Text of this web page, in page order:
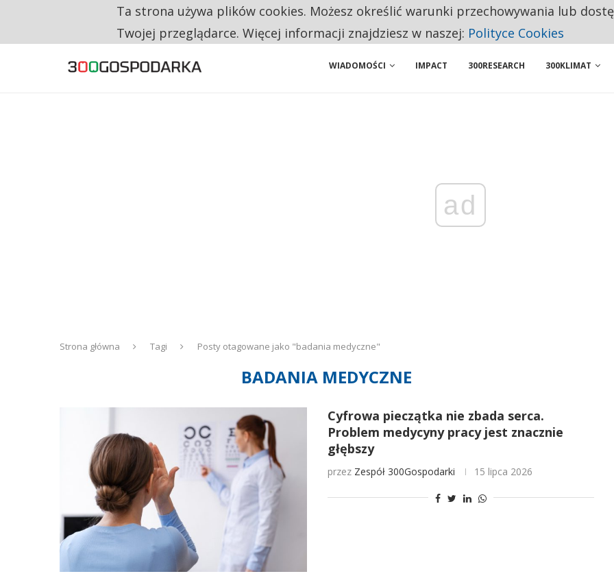
TRZECH NA CZTERECH PONOWNIE ZAŁOŻYŁOBY WŁASNĄ FIRMĘ. INNYM JUŻ TAK ŁATWO JEJ NIE POLECAJĄ
RESTRYKCJE CHIN UDERZAJĄ W EUROPEJSKI PRZEMYSŁ. NA LIŚCIE SĄ DWA PODMIOTY Z POLSKI
WIADOMOŚCI IMPACT 300RESEARCH 300KLIMAT
ad
Strona główna Tagi Posty otagowane jako "badania medyczne"
BADANIA MEDYCZNE
Cyfrowa pieczątka nie zbada serca.
Problem medycyny pracy jest znacznie
głębszy
przez Zespół 300Gospodarki 15 lipca 2026
Ta strona używa plików cookies. Możesz określić warunki przechowywania lub
Twojej przeglądarce. Więcej informacji znajdziesz w naszej: Polityce Cookies